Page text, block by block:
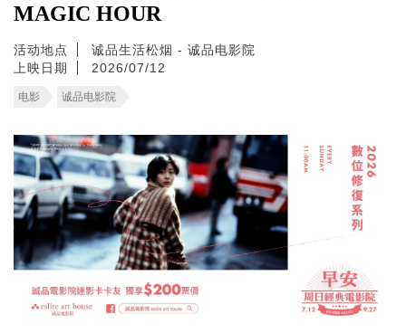
MAGIC HOUR
活动地点
诚品生活松烟 - 诚品电影院
上映日期
2026/07/12
电影 诚品电影院